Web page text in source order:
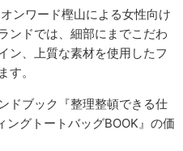
ンワード樫山による女性向け
ンドでは、細部にまでこだわ
ン、上質な素材を使用したフ
す。
ドブック『整理整頓できる仕
グトートバッグBOOK』の価